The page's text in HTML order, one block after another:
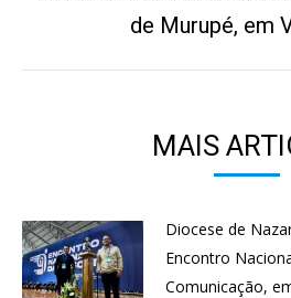
post:
de Murupé, em
MAIS
Diocese de
Encontro
Comunicação,